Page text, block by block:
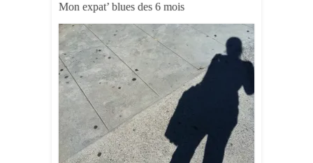
Mon expat’ blues des 6 mois